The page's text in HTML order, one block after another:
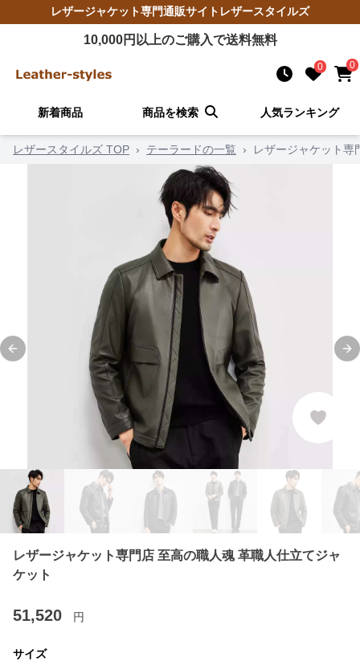
レザージャケット専門通販サイト レザースタイルズ
10,000円以上のご購入で送料無料
0 0
新着商品 商品を検索 人気ランキング
レザースタイルズ TOP › テーラードの一覧 › レザージャケット専
Previous slide
レザージャケット専門店 至高の職人魂 革職人仕立てジャ
ケット
51,520 円
サイズ